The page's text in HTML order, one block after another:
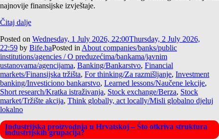
najnovije finansijske izvještaje.
Čitaj dalje
Posted on Wednesday, 1 July 2026, 22:00Thursday, 2 July 2026,
22:59 by Bife.baPosted in About companies/banks/public
institutions/agencies / O preduzećima/bankama/javnim
ustanovama/agencijama, Banking/Bankarstvo, Financial
markets/Finansijska tržišta, For thinking/Za razmišljanje, Investment
banking/Investiciono bankarstvo, Learned lessons/Naučene lekcije,
Short research/Kratka istraživanja, Stock exchange/Berza, Stock
market/Tržište akcija, Think globally, act locally/Misli globalno djeluj
lokalno
Industrijska proizvodnja u Hrvatskoj – Što otkriva struktura
industrijskih grupacija?